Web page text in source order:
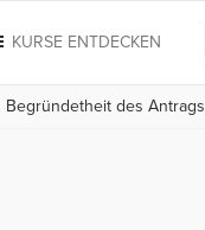
KURSE ENTDECKEN
Begründetheit des Antrags